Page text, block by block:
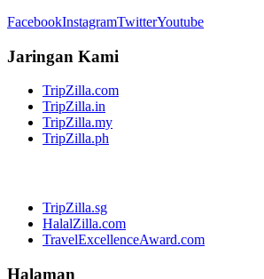
FacebookInstagramTwitterYoutube
Jaringan Kami
TripZilla.com
TripZilla.in
TripZilla.my
TripZilla.ph
TripZilla.sg
HalalZilla.com
TravelExcellenceAward.com
Halaman